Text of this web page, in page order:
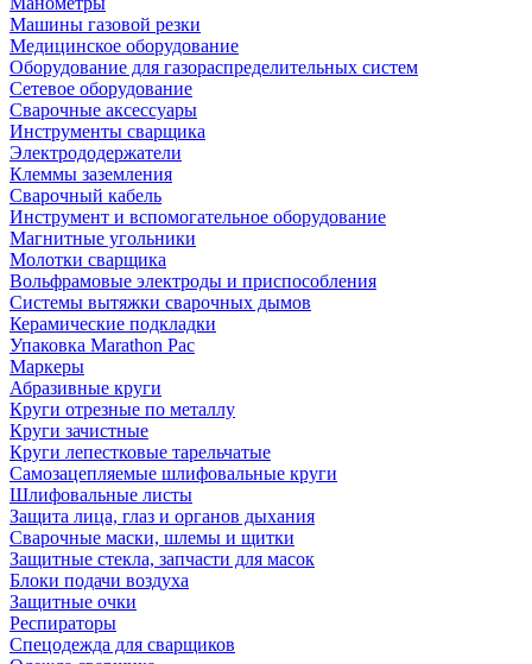
Машины газовой резки
Медицинское оборудование
Оборудование для газораспределительных систем
Сетевое оборудование
Сварочные аксессуары
Инструменты сварщика
Электрододержатели
Клеммы заземления
Сварочный кабель
Инструмент и вспомогательное оборудование
Магнитные угольники
Молотки сварщика
Вольфрамовые электроды и приспособления
Системы вытяжки сварочных дымов
Керамические подкладки
Упаковка Marathon Pac
Маркеры
Абразивные круги
Круги отрезные по металлу
Круги зачистные
Круги лепестковые тарельчатые
Самозацепляемые шлифовальные круги
Шлифовальные листы
Защита лица, глаз и органов дыхания
Сварочные маски, шлемы и щитки
Защитные стекла, запчасти для масок
Блоки подачи воздуха
Защитные очки
Респираторы
Спецодежда для сварщиков